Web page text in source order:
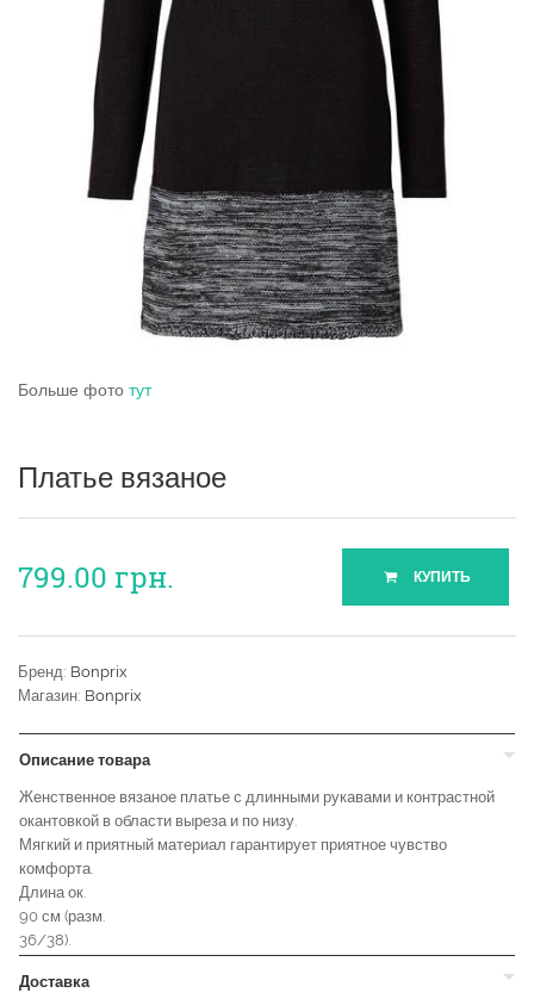
Больше фото тут
Платье вязаное
799.00 грн. КУПИТЬ
Бренд: Bonprix
Магазин: Bonprix
Описание товара
Женственное вязаное платье с длинными рукавами и контрастной
окантовкой в области выреза и по низу.
Мягкий и приятный материал гарантирует приятное чувство
комфорта.
Длина ок.
90 см (разм.
36/38).
Доставка